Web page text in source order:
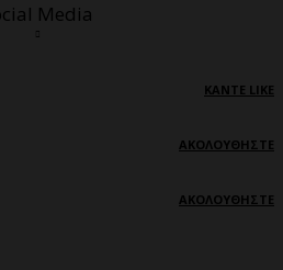
Media
ΚΆΝΤΕ LIKE
ΑΚΟΛΟΥΘΉΣΤΕ
ΑΚΟΛΟΥΘΉΣΤΕ